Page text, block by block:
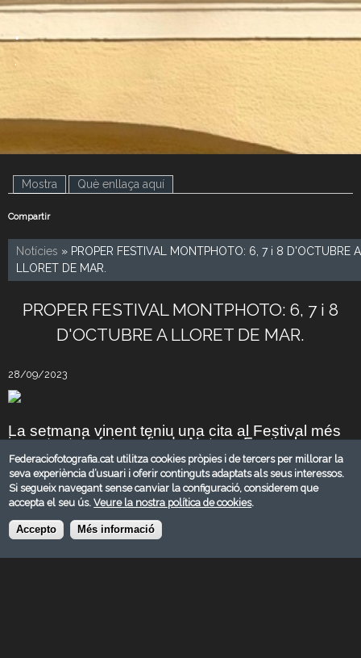
.
.
Mostra (pestanya activa)
Què enllaça aquí
Compartir
Notícies » PROPER FESTIVAL MONTPHOTO: 6, 7 i 8 D'OCTUBRE A
LLORET DE MAR.
PROPER FESTIVAL MONTPHOTO: 6, 7 i 8
D'OCTUBRE A LLORET DE MAR.
28/09/2023
La setmana vinent teniu una cita al Festival més
important de fotografia de Natura: Festival
MontPhoto, dies 6, 7 i 8 d'octubre.
L'espai més important de reflexió, aprenentatge i
diversió en fotografia de natura d'aquest país.
Un programa divers i molt interessant de
ponències.
També podreu gaudir d'exposicions, tallers,
materials, visionats de portfolis...
Federaciofotografia.cat utilitza cookies pròpies i de tercers per millorar la
seva experiència d’usuari i oferir continguts adaptats als seus interessos.
Si segueix navegant sense canviar la configuració, considerem que
accepta el seu ús.Veure la nostra política de cookies.
Accepto Més informació